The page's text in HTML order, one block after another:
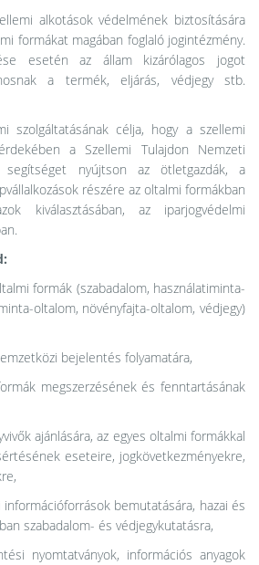
alkotások védelmének biztosítására
formákat magában foglaló jogintézmény.
esetén az állam kizárólagos jogot
a termék, eljárás, védjegy stb.
szolgáltatásának célja, hogy a szellemi
a Szellemi Tulajdon Nemzeti
segítséget nyújtson az ötletgazdák, a
részére az oltalmi formákban
kiválasztásában, az iparjogvédelmi
(szabadalom, használatiminta-
oltalom, növényfajta-oltalom, védjegy)
bejelentés folyamatára,
és fenntartásának
ajánlására, az egyes oltalmi formákkal
eseteire, jogkövetkezményekre,
bemutatására, hazai és
szabadalom- és védjegykutatásra,
információs anyagok